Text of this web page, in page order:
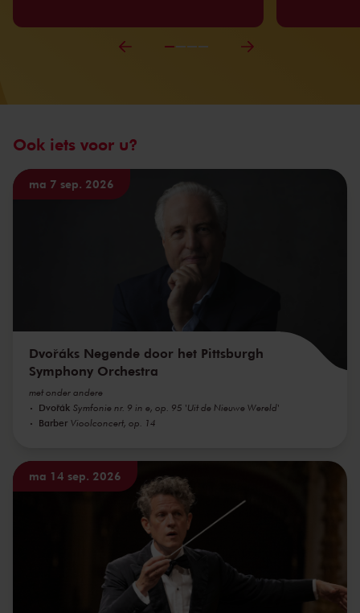
Ook iets voor u?
ma 7 sep. 2026
Dvořáks Negende door het Pittsburgh
Symphony Orchestra
met onder andere
Dvořák Symfonie nr. 9 in e, op. 95 'Uit de Nieuwe Wereld'
Barber Vioolconcert, op. 14
ma 14 sep. 2026